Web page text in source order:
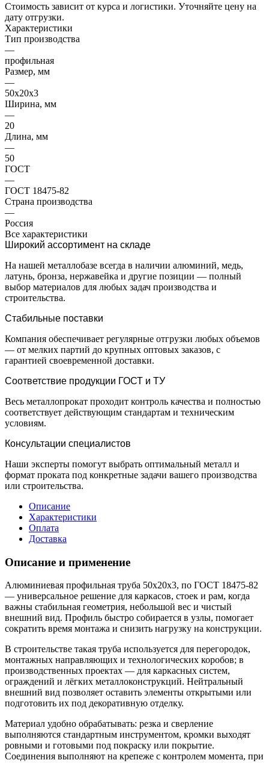
Стоимость зависит от курса и логистики. Уточняйте цену на
дату отгрузки.
Характеристики
Тип производства
—
профильная
Размер, мм
—
50х20х3
Ширина, мм
—
20
Длина, мм
—
50
ГОСТ
—
ГОСТ 18475-82
Страна производства
—
Россия
Все характеристики
Широкий ассортимент на складе
На нашей металлобазе всегда в наличии алюминий, медь,
латунь, бронза, нержавейка и другие позиции — полный
выбор материалов для любых задач производства и
строительства.
Стабильные поставки
Компания обеспечивает регулярные отгрузки любых объемов
— от мелких партий до крупных оптовых заказов, с
гарантией своевременной доставки.
Соответствие продукции ГОСТ и ТУ
Весь металлопрокат проходит контроль качества и полностью
соответствует действующим стандартам и техническим
условиям.
Консультации специалистов
Наши эксперты помогут выбрать оптимальный металл и
формат проката под конкретные задачи вашего производства
или строительства.
Описание
Характеристики
Оплата
Доставка
Описание и применение
Алюминиевая профильная труба 50х20х3, по ГОСТ 18475-82
— универсальное решение для каркасов, стоек и рам, когда
важны стабильная геометрия, небольшой вес и чистый
внешний вид. Профиль быстро собирается в узлы, помогает
сократить время монтажа и снизить нагрузку на конструкции.
В строительстве такая труба используется для перегородок,
монтажных направляющих и технологических коробов; в
производственных проектах — для каркасных систем,
ограждений и лёгких металлоконструкций. Нейтральный
внешний вид позволяет оставить элементы открытыми или
подготовить их под декоративную отделку.
Материал удобно обрабатывать: резка и сверление
выполняются стандартным инструментом, кромки выходят
ровными и готовыми под покраску или покрытие.
Соединения выполняют на крепеже с контролем момента, при